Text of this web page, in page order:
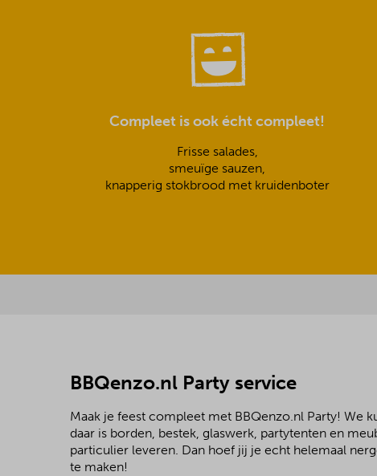
Compleet is ook écht compleet!
Frisse salades,
smeuïge sauzen,
knapperig stokbrood met kruidenboter
BBQenzo.nl Party service
Maak je feest compleet met BBQenzo.nl Party! We
daar is borden, bestek, glaswerk, partytenten en
particulier leveren. Dan hoef jij je echt helemaal
te maken!